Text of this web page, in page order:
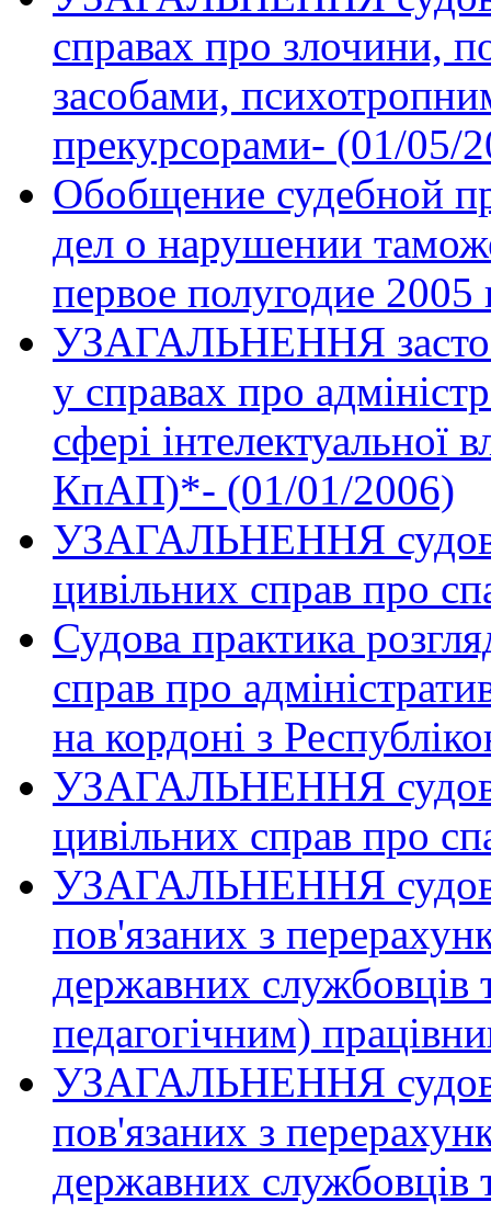
справах про злочини,
засобами,
прекурсорами- (01/05/
Обобщение судебной
дел о нарушении
первое полугодие
УЗАГАЛЬНЕННЯ
у справах про
сфері інтелектуальної
КпАП)*- (01/01/2006)
УЗАГАЛЬНЕННЯ
цивільних справ про
Судова практика
справ про
на кордоні з
УЗАГАЛЬНЕННЯ
цивільних справ про
УЗАГАЛЬНЕННЯ
пов'язаних з
державних службовців
педагогічним)
УЗАГАЛЬНЕННЯ
пов'язаних з
державних службовців